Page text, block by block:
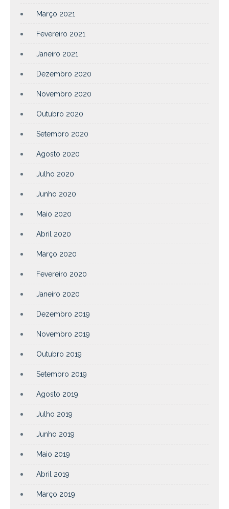
Março 2021
Fevereiro 2021
Janeiro 2021
Dezembro 2020
Novembro 2020
Outubro 2020
Setembro 2020
Agosto 2020
Julho 2020
Junho 2020
Maio 2020
Abril 2020
Março 2020
Fevereiro 2020
Janeiro 2020
Dezembro 2019
Novembro 2019
Outubro 2019
Setembro 2019
Agosto 2019
Julho 2019
Junho 2019
Maio 2019
Abril 2019
Março 2019